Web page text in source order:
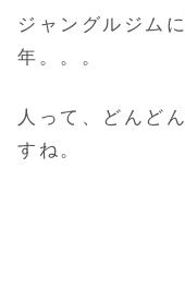
ジャングルジム
年。。。
人って、どんど
すね。